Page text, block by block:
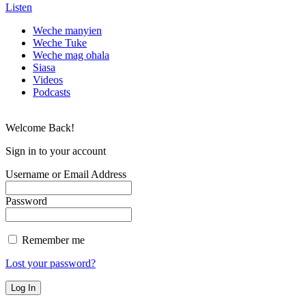
Listen
Weche manyien
Weche Tuke
Weche mag ohala
Siasa
Videos
Podcasts
Welcome Back!
Sign in to your account
Username or Email Address
Password
Remember me
Lost your password?